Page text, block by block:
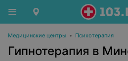
Медицинские центры • Психотерапия
Гипнотерапия в